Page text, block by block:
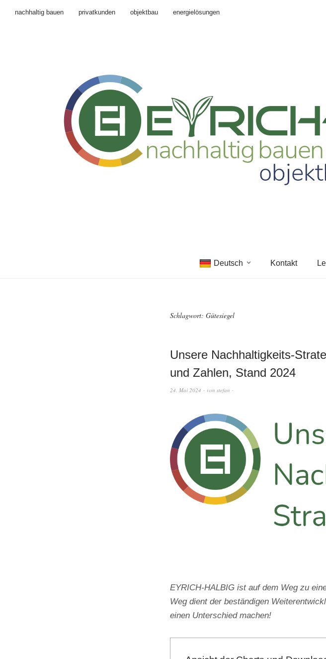
nachhaltig bauen privatkunden objektbau
energielösungen
Deutsch Kontakt
Schlagwort: Gütesiegel
Unsere Nachhaltigkeits-
und Zahlen, Stand 2024
24. Mai 2024 von stefan
EYRICH-HALBIG ist auf dem Weg zu
Weg dient der beständigen
einen Unterschied machen!